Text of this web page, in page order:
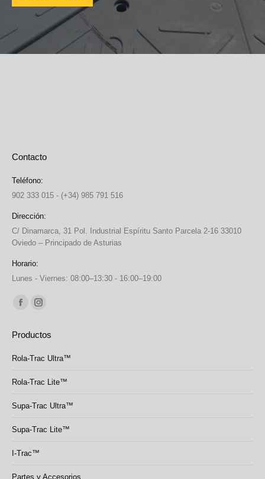
Contacto
Teléfono:
902 333 015 - (+34) 985 791 516
Dirección:
C/ Dinamarca, 31 Pol. Industrial Espíritu Santo Parcela 2-16 33010
Oviedo – Principado de Asturias
Horario:
Lunes - Viernes: 08:00–13:30 - 16:00–19:00
Find us on:
Facebook
opens
in
window
Instagram
opens
in
window
Productos
Rola-Trac Ultra™
Rola-Trac Lite™
Supa-Trac Ultra™
Supa-Trac Lite™
I-Trac™
Partes y Accesorios